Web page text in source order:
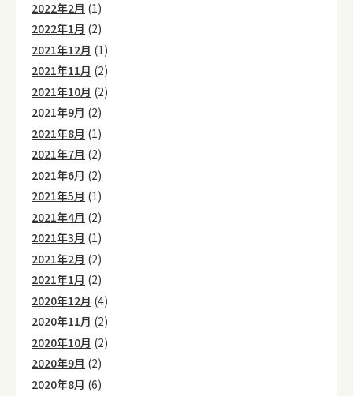
2022年2月 (1)
2022年1月 (2)
2021年12月 (1)
2021年11月 (2)
2021年10月 (2)
2021年9月 (2)
2021年8月 (1)
2021年7月 (2)
2021年6月 (2)
2021年5月 (1)
2021年4月 (2)
2021年3月 (1)
2021年2月 (2)
2021年1月 (2)
2020年12月 (4)
2020年11月 (2)
2020年10月 (2)
2020年9月 (2)
2020年8月 (6)